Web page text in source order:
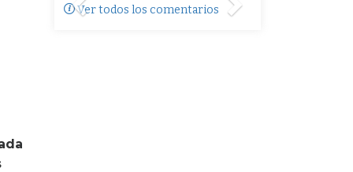
Previo Siguiente
Ver todos los comentarios